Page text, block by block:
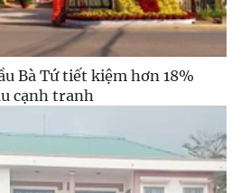
Bà Tứ tiết kiệm hơn 18%
cạnh tranh